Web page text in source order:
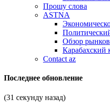
Прошу слова
ASTNA
Обзор рынков
Карабахский
Contact az
Последнее обновление
(31 секунду назад)